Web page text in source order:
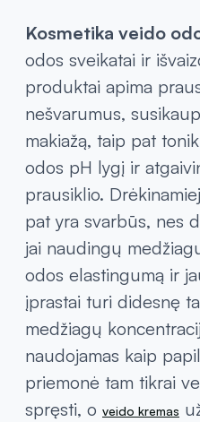
Kosmetika veido
odos sveikatai ir
produktai apima
nešvarumus,
makiažą, taip pat
odos pH lygį ir
prausiklio.
pat yra svarbūs, nes
jai naudingų
odos elastingumą ir
įprastai turi didesnę
medžiagų
naudojamas kaip
priemonė tam tikrai
spręsti, o veido kremas